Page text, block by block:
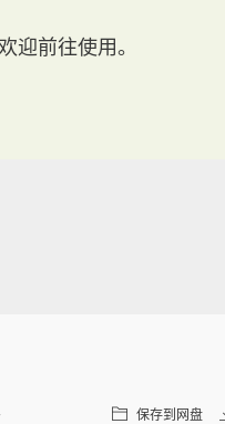
迎前往使用。
保存到网盘